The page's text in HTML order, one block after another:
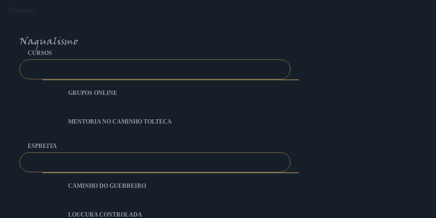
conteúdo
CURSOS
GRUPOS ONLINE
MENTORIA NO CAMINHO TOLTECA
ESPREITA
CAMINHO DO GUERREIRO
LOUCURA CONTROLADA